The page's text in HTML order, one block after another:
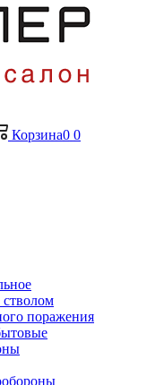
Корзина0 0
поражения